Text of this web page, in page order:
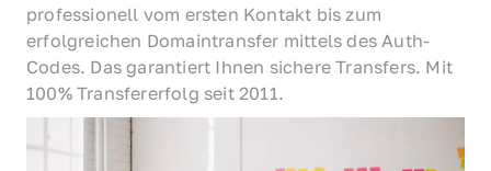
professionell vom ersten Kontakt bis zum
erfolgreichen Domaintransfer mittels des Auth-
Codes. Das garantiert Ihnen sichere Transfers. Mit
100% Transfererfolg seit 2011.